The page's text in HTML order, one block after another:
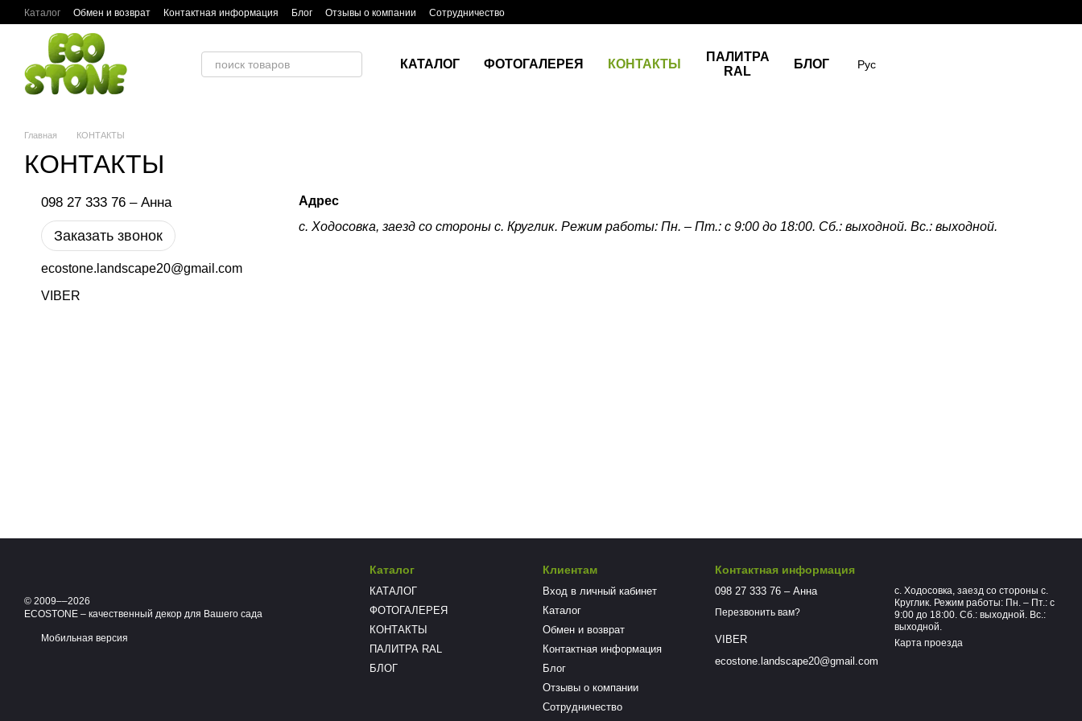
Перейти к основному контенту
Каталог Обмен и возврат Контактная информация Блог Отзывы о компании Сотрудничество
КАТАЛОГ ФОТОГАЛЕРЕЯ КОНТАКТЫ
ПАЛИТРА
RAL
БЛОГ Рус
Главная КОНТАКТЫ
КОНТАКТЫ
098 27 333 76 – Анна
Заказать звонок
ecostone.landscape20@gmail.com
VIBER
Адрес
с. Ходосовка, заезд со стороны с. Круглик. Режим работы: Пн. – Пт.: с 9:00 до 18:00. Сб.: выходной. Вс.: выходной.
© 2009––2026
ECOSTONE – качественный декор для Вашего сада
Мобильная версия
Каталог
КАТАЛОГ
ФОТОГАЛЕРЕЯ
КОНТАКТЫ
ПАЛИТРА RAL
БЛОГ
Клиентам
Вход в личный кабинет
Каталог
Обмен и возврат
Контактная информация
Блог
Отзывы о компании
Сотрудничество
Контактная информация
098 27 333 76 – Анна
Перезвонить вам?
VIBER
ecostone.landscape20@gmail.com
с. Ходосовка, заезд со стороны с.
Круглик. Режим работы: Пн. – Пт.: с
9:00 до 18:00. Сб.: выходной. Вс.:
выходной.
Карта проезда